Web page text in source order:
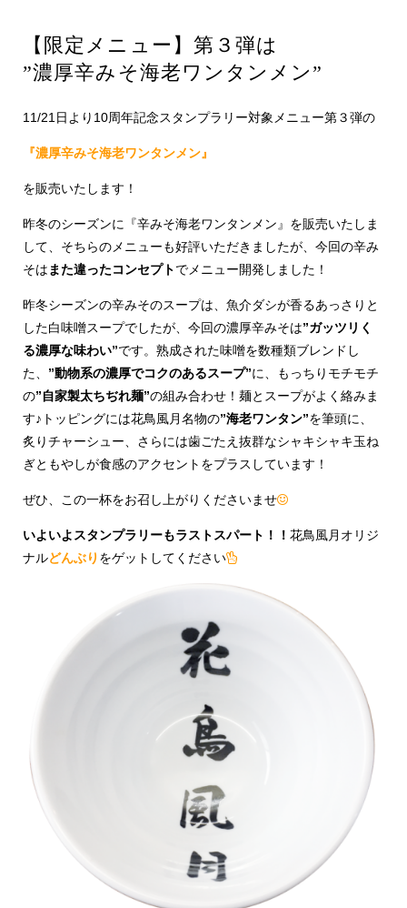
【限定メニュー】第３弾は
”濃厚辛みそ海老ワンタンメン”
11/21日より10周年記念スタンプラリー対象メニュー第３弾の
『濃厚辛みそ海老ワンタンメン』
を販売いたします！
昨冬のシーズンに『辛みそ海老ワンタンメン』を販売いたしま
して、そちらのメニューも好評いただきましたが、今回の辛み
そは また違ったコンセプトでメニュー開発しました！
昨冬シーズンの辛みそのスープは、魚介ダシが香るあっさりと
した白味噌スープでしたが、今回の濃厚辛みそは”ガッツリく
る濃厚な味わい”です。熟成された味噌を数種類ブレンドし
た、 ”動物系の濃厚でコクのあるスープ”に、もっちりモチモチ
の”自家製太ちぢれ麺”の組み合わせ！麺とスープがよく絡みま
す♪トッピングには花鳥風月名物の”海老ワンタン”を筆頭に、
炙りチャーシュー、さらには歯ごたえ抜群なシャキシャキ玉ね
ぎともやしが食感のアクセントをプラスしています！
ぜひ、この一杯をお召し上がりくださいませ
いよいよスタンプラリーもラストスパート！！ 花鳥風月オリジ
ナルどんぶり をゲットしてください